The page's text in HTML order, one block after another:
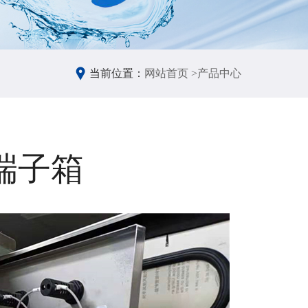
当前位置： 网站首页 >产品中心
子箱